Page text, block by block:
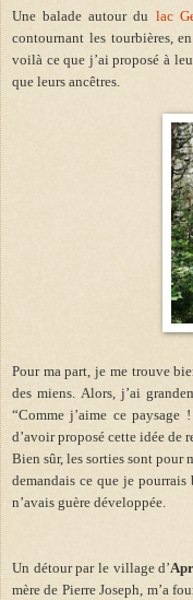
Une balade autour du lac
contournant les tourbières,
voilà ce que j’ai proposé à
que leurs ancêtres.
Pour ma part, je me trouve
des miens. Alors, j’ai
“Comme j’aime ce paysage
d’avoir proposé cette idée de
Bien sûr, les sorties sont pour
demandais ce que je
n’avais guère développée.
Un détour par le village d’
mère de Pierre Joseph, m’a